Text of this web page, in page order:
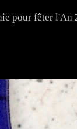
pour fêter l'An